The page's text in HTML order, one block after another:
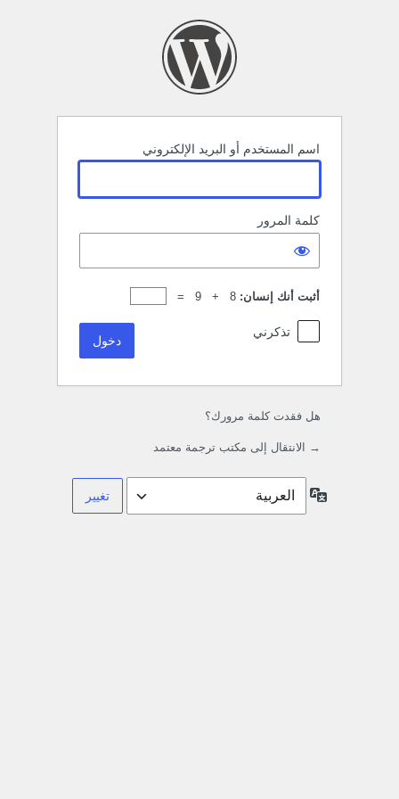
اسم المستخدم أو البريد الإلكتروني
كلمة المرور
أثبت أنك إنسان: 8 + 9 =
تذكرني
هل فقدت كلمة مرورك؟
→ الانتقال إلى مكتب ترجمة معتمد
اللغة